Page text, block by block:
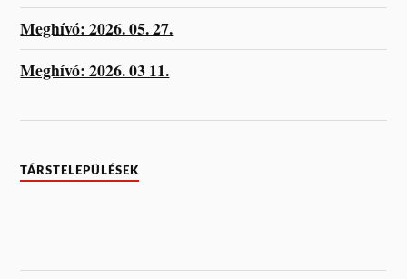
Meghívó: 2026. 05. 27.
Meghívó: 2026. 03 11.
TÁRSTELEPÜLÉSEK